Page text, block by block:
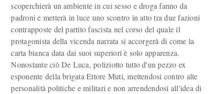
scoperchierà un ambiente in cui sesso e droga fanno da
padroni e metterà in luce uno scontro in atto tra due fazioni
contrapposte del partito fascista nel corso del quale il
protagonista della vicenda narrata si accorgerà di come la
carta bianca data dai suoi superiori è solo apparenza.
Nonostante ciò De Luca, poliziotto tutto d'un pezzo ex
esponente della brigata Ettore Muti, mettendosi contro alte
personalità politiche e militari e non arrendendosi all'idea di